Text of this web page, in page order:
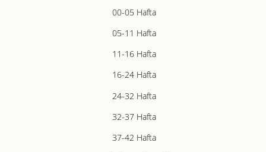
00-05 Hafta
05-11 Hafta
11-16 Hafta
16-24 Hafta
24-32 Hafta
32-37 Hafta
37-42 Hafta